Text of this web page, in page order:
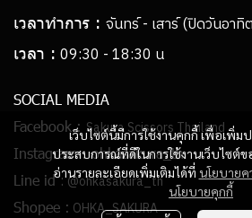
เว็บไซต์นี้มีการใช้งานคุกกี้ เพื่อเพิ่
ประสบการณ์ที่ดีในการใช้งานเว็บไซต์
อ่านรายละเอียดเพิ่มเติมได้ที่ นโยบาย
นโยบายคุกกี้
เวลาทำการ : จันทร์ - เสาร์ (ปิดวันอาทิ
เวลา : 09:30 - 18:30 น
SOCIAL MEDIA
Facebook : Sakura Scissors Thailand
Instagram :ohkasakura_th
Line id:@ohkasakura_th
Shopee : OHKA_SAKURA